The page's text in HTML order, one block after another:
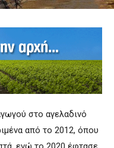
στο αγελαδινό
από το 2012, όπου